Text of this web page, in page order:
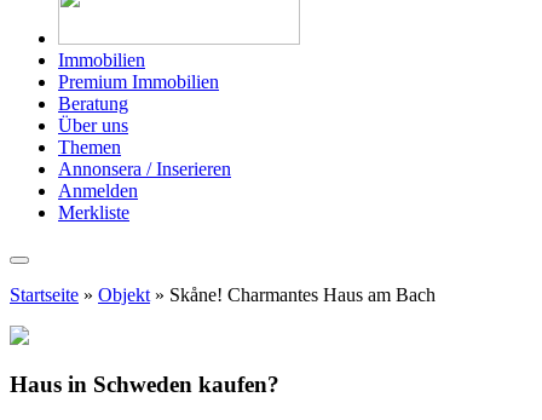
Immobilien
Premium Immobilien
Beratung
Über uns
Themen
Annonsera / Inserieren
Anmelden
Merkliste
Startseite » Objekt » Skåne! Charmantes Haus am Bach
Haus in Schweden kaufen?